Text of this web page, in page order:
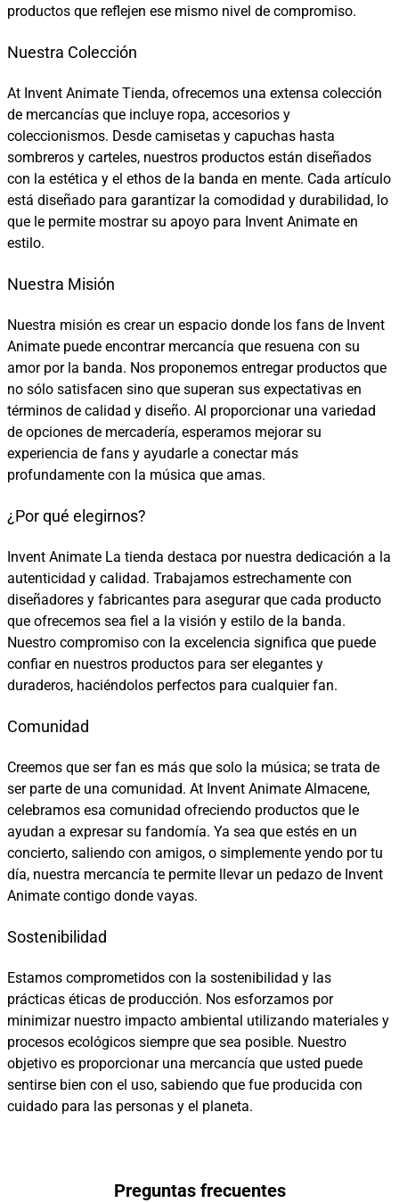
productos que reflejen ese mismo nivel de compromiso.
Nuestra Colección
At Invent Animate Tienda, ofrecemos una extensa colección
de mercancías que incluye ropa, accesorios y
coleccionismos. Desde camisetas y capuchas hasta
sombreros y carteles, nuestros productos están diseñados
con la estética y el ethos de la banda en mente. Cada artículo
está diseñado para garantizar la comodidad y durabilidad, lo
que le permite mostrar su apoyo para Invent Animate en
estilo.
Nuestra Misión
Nuestra misión es crear un espacio donde los fans de Invent
Animate puede encontrar mercancía que resuena con su
amor por la banda. Nos proponemos entregar productos que
no sólo satisfacen sino que superan sus expectativas en
términos de calidad y diseño. Al proporcionar una variedad
de opciones de mercadería, esperamos mejorar su
experiencia de fans y ayudarle a conectar más
profundamente con la música que amas.
¿Por qué elegirnos?
Invent Animate La tienda destaca por nuestra dedicación a la
autenticidad y calidad. Trabajamos estrechamente con
diseñadores y fabricantes para asegurar que cada producto
que ofrecemos sea fiel a la visión y estilo de la banda.
Nuestro compromiso con la excelencia significa que puede
confiar en nuestros productos para ser elegantes y
duraderos, haciéndolos perfectos para cualquier fan.
Comunidad
Creemos que ser fan es más que solo la música; se trata de
ser parte de una comunidad. At Invent Animate Almacene,
celebramos esa comunidad ofreciendo productos que le
ayudan a expresar su fandomía. Ya sea que estés en un
concierto, saliendo con amigos, o simplemente yendo por tu
día, nuestra mercancía te permite llevar un pedazo de Invent
Animate contigo donde vayas.
Sostenibilidad
Estamos comprometidos con la sostenibilidad y las
prácticas éticas de producción. Nos esforzamos por
minimizar nuestro impacto ambiental utilizando materiales y
procesos ecológicos siempre que sea posible. Nuestro
objetivo es proporcionar una mercancía que usted puede
sentirse bien con el uso, sabiendo que fue producida con
cuidado para las personas y el planeta.
Preguntas frecuentes